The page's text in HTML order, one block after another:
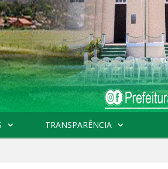
TRANSPARÊNCIA